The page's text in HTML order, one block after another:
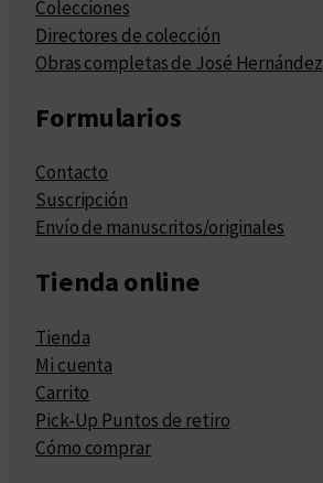
Colecciones
Directores de colección
Obras completas de José Hernández
Formularios
Contacto
Suscripción
Envío de manuscritos/originales
Tienda online
Tienda
Mi cuenta
Carrito
Pick-Up Puntos de retiro
Cómo comprar